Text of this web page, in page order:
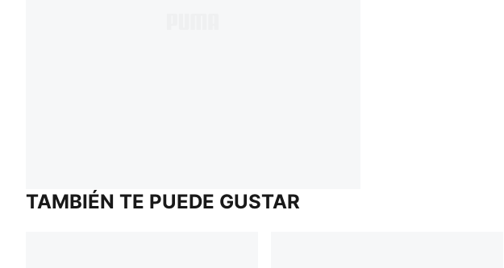
TAMBIÉN TE PUEDE GUSTAR